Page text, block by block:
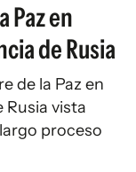
Paz en
de Rusia
de la Paz en
Rusia vista
proceso